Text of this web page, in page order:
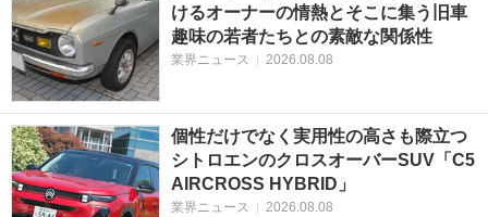
けるオーナーの情熱とそこに集う旧車
趣味の若者たちとの素敵な関係性
業界ニュース 2026.08.08
個性だけでなく実用性の高さも際立つ
シトロエンのクロスオーバーSUV「C5
AIRCROSS HYBRID」
業界ニュース 2026.08.08